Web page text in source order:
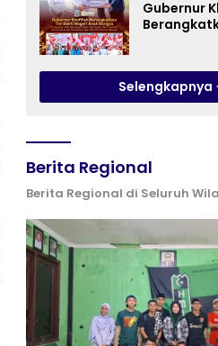
Gubernur
untuk
Pahlawan
Selengkapnya
Berita Regional
Berita Regional di Seluruh